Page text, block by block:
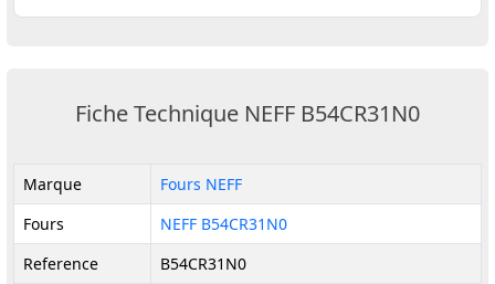
Fiche Technique NEFF B54CR31N0
Marque
Fours NEFF
Fours
NEFF B54CR31N0
Reference
B54CR31N0